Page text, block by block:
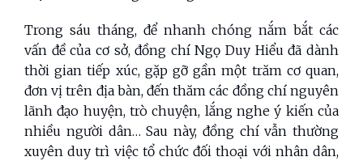
Trong sáu tháng, để nhanh chóng nắm bắt các
vấn đề của cơ sở, đồng chí Ngọ Duy Hiểu đã dành
thời gian tiếp xúc, gặp gỡ gần một trăm cơ quan,
đơn vị trên địa bàn, đến thăm các đồng chí nguyên
lãnh đạo huyện, trò chuyện, lắng nghe ý kiến của
nhiều người dân… Sau này, đồng chí vẫn thường
xuyên duy trì việc tổ chức đối thoại với nhân dân,